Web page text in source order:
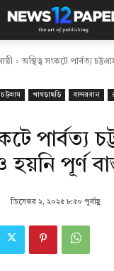
অস্থিত্ব সংকটে পার্বত্য
খাগড়াছড়ি বান্দরবান
পার্বত্য
পূর্ণ
ডিসেম্বর ২, ২০২৫ ৮:৫০ পূর্বাহ্ণ